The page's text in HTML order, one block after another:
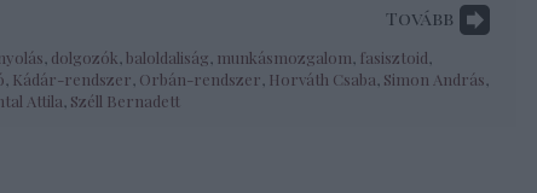
Tovább
dolgozók baloldaliság munkásmozgalom fasisztoid
Kádár-rendszer Orbán-rendszer Horváth Csaba Simon András
Attila Széll Bernadett